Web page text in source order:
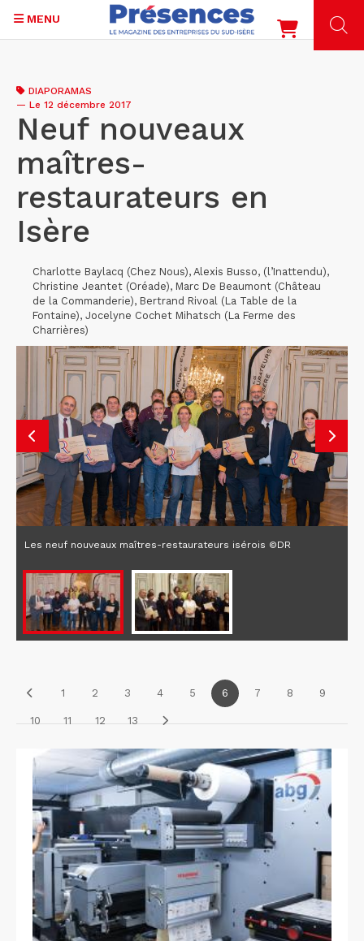
contenu
principal
MENU
DIAPORAMAS
— Le 12 décembre 2017
Neuf nouveaux
maîtres-
restaurateurs en
Isère
Charlotte Baylacq (Chez Nous), Alexis Busso, (l’Inattendu),
Christine Jeantet (Oréade), Marc De Beaumont (Château
de la Commanderie), Bertrand Rivoal (La Table de la
Fontaine), Jocelyne Cochet Mihatsch (La Ferme des
Charrières)
Les neuf nouveaux maîtres-restaurateurs isérois ©DR
1 2 3 4 5 6 7 8 9
10 11 12 13